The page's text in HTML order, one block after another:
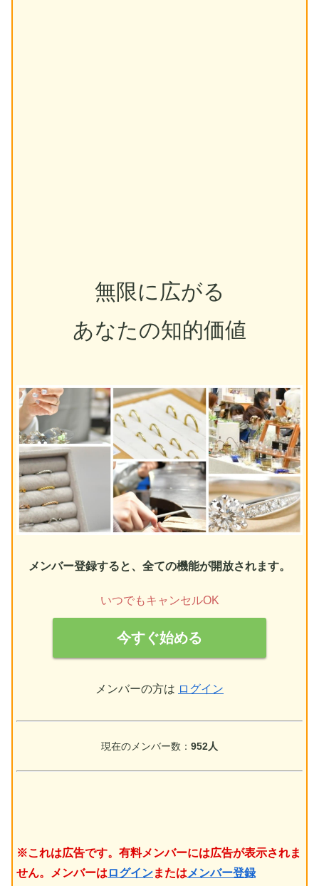
無限に広がる
あなたの知的価値
メンバー登録すると、全ての機能が開放されます。
いつでもキャンセルOK
今すぐ始める
メンバーの方は ログイン
現在のメンバー数： 952人
※これは広告です。有料メンバーには広告が表示されま
せん。メンバーは ログインまたは メンバー登録